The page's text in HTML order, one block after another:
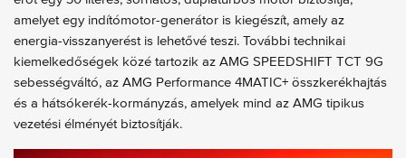
amelyet egy indítómotor-generátor is kiegészít, amely az
energia-visszanyerést is lehetővé teszi. További technikai
kiemelkedőségek közé tartozik az AMG SPEEDSHIFT TCT 9G
sebességváltó, az AMG Performance 4MATIC+ összkerékhajtás
és a hátsókerék-kormányzás, amelyek mind az AMG tipikus
vezetési élményét biztosítják.